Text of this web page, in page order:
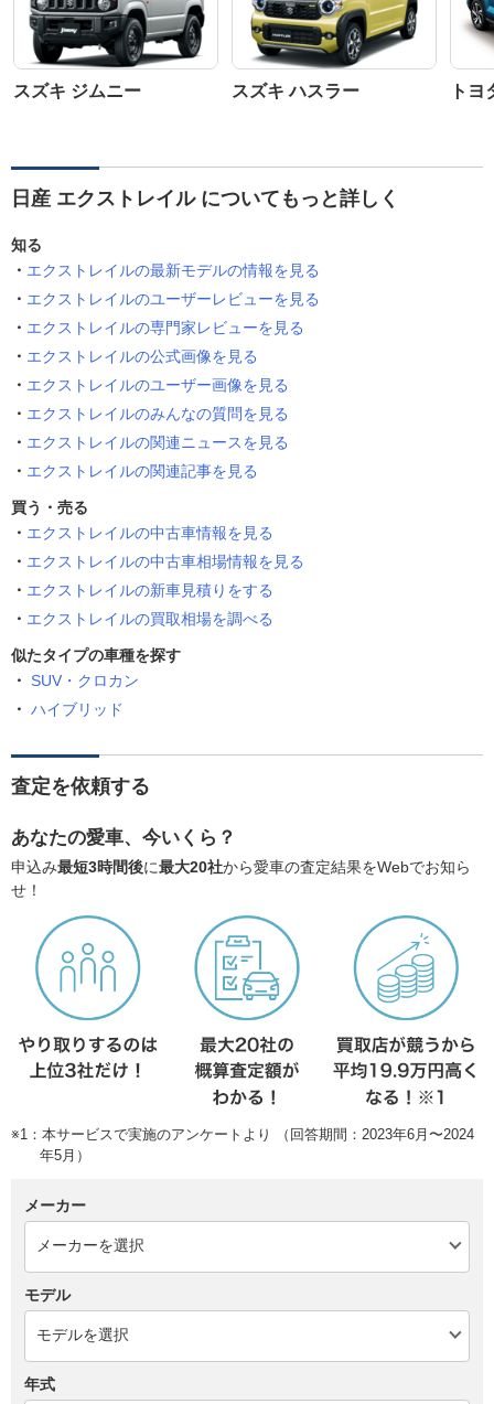
スズキ ジムニー スズキ ハスラー トヨ
日産 エクストレイル についてもっと詳しく
知る
エクストレイルの最新モデルの情報を見る
エクストレイルのユーザーレビューを見る
エクストレイルの専門家レビューを見る
エクストレイルの公式画像を見る
エクストレイルのユーザー画像を見る
エクストレイルのみんなの質問を見る
エクストレイルの関連ニュースを見る
エクストレイルの関連記事を見る
買う・売る
エクストレイルの中古車情報を見る
エクストレイルの中古車相場情報を見る
エクストレイルの新車見積りをする
エクストレイルの買取相場を調べる
似たタイプの車種を探す
SUV・クロカン
ハイブリッド
査定を依頼する
あなたの愛車、今いくら？
申込み最短3時間後に最大20社から愛車の査定結果をWebでお知ら
せ！
※1：本サービスで実施のアンケートより （回答期間：2023年6月〜2024
年5月）
メーカー
モデル
年式